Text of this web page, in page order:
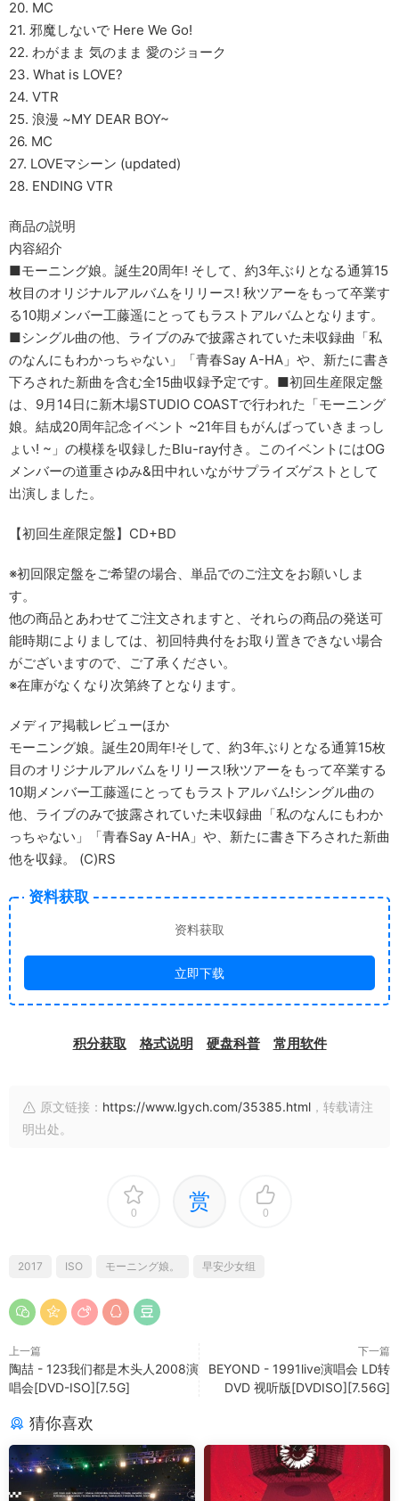
20. MC
21. 邪魔しないで Here We Go!
22. わがまま 気のまま 愛のジョーク
23. What is LOVE?
24. VTR
25. 浪漫 ~MY DEAR BOY~
26. MC
27. LOVEマシーン (updated)
28. ENDING VTR
商品の説明
内容紹介
■モーニング娘。誕生20周年! そして、約3年ぶりとなる通算15
枚目のオリジナルアルバムをリリース! 秋ツアーをもって卒業す
る10期メンバー工藤遥にとってもラストアルバムとなります。
■シングル曲の他、ライブのみで披露されていた未収録曲「私
のなんにもわかっちゃない」「青春Say A-HA」や、新たに書き
下ろされた新曲を含む全15曲収録予定です。■初回生産限定盤
は、9月14日に新木場STUDIO COASTで行われた「モーニング
娘。結成20周年記念イベント ~21年目もがんばっていきまっし
ょい! ~」の模様を収録したBlu-ray付き。このイベントにはOG
メンバーの道重さゆみ&田中れいながサプライズゲストとして
出演しました。
【初回生産限定盤】CD+BD
※初回限定盤をご希望の場合、単品でのご注文をお願いしま
す。
他の商品とあわせてご注文されますと、それらの商品の発送可
能時期によりましては、初回特典付をお取り置きできない場合
がございますので、ご了承ください。
※在庫がなくなり次第終了となります。
メディア掲載レビューほか
モーニング娘。誕生20周年!そして、約3年ぶりとなる通算15枚
目のオリジナルアルバムをリリース!秋ツアーをもって卒業する
10期メンバー工藤遥にとってもラストアルバム!シングル曲の
他、ライブのみで披露されていた未収録曲「私のなんにもわか
っちゃない」「青春Say A-HA」や、新たに書き下ろされた新曲
他を収録。 (C)RS
资料获取
资料获取
立即下载
积分获取 格式说明 硬盘科普 常用软件
原文链接： https://www.lgych.com/35385.html ，转载请注
明出处。
0 赏 0
2017 ISO モーニング娘。 早安少女组
上一篇
陶喆 - 123我们都是木头人2008演
唱会[DVD-ISO][7.5G]
下一篇
BEYOND - 1991live演唱会 LD转
DVD 视听版[DVDISO][7.56G]
猜你喜欢